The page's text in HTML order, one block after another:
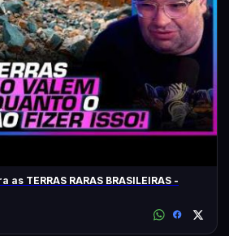
as TERRAS RARAS BRASILEIRAS -